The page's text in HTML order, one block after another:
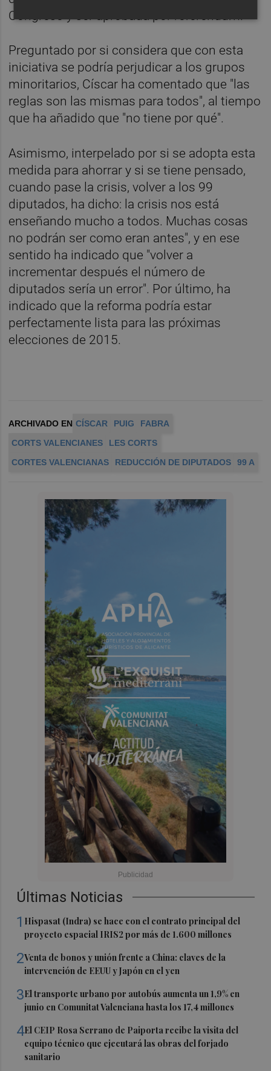
Últimas Noticias
1 Hispasat (Indra) se hace con el contrato principal del
proyecto espacial IRIS2 por más de 1.600 millones
2Venta de bonos y unión frente a China: claves de la
intervención de EEUU y Japón en el yen
3El transporte urbano por autobús aumenta un 1,9% en
junio en Comunitat Valenciana hasta los 17,4 millones
4El CEIP Rosa Serrano de Paiporta recibe la visita del
equipo técnico que ejecutará las obras del forjado
sanitario
Congreso y ser aprobada por referéndum.
Preguntado por si considera que con esta
iniciativa se podría perjudicar a los grupos
minoritarios, Císcar ha comentado que "las
reglas son las mismas para todos", al tiempo
que ha añadido que "no tiene por qué".
Asimismo, interpelado por si se adopta esta
medida para ahorrar y si se tiene pensado,
cuando pase la crisis, volver a los 99
diputados, ha dicho: la crisis nos está
enseñando mucho a todos. Muchas cosas
no podrán ser como eran antes", y en ese
sentido ha indicado que "volver a
incrementar después el número de
diputados sería un error". Por último, ha
indicado que la reforma podría estar
perfectamente lista para las próximas
elecciones de 2015.
ARCHIVADO EN CÍSCAR PUIG
FABRA
CORTS VALENCIANES
LES CORTS
CORTES VALENCIANAS
REDUCCIÓN DE DIPUTADOS 99 A